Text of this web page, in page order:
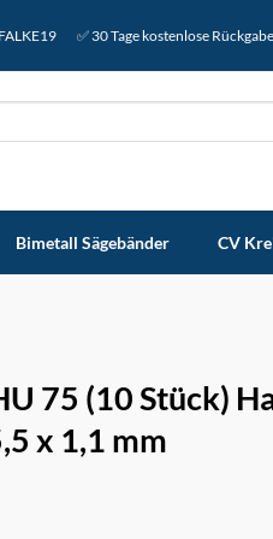
✅ 30 Tage kostenlose Rückgabe
Bimetall Sägebänder CV
75 (10 Stück)
x 1,1 mm